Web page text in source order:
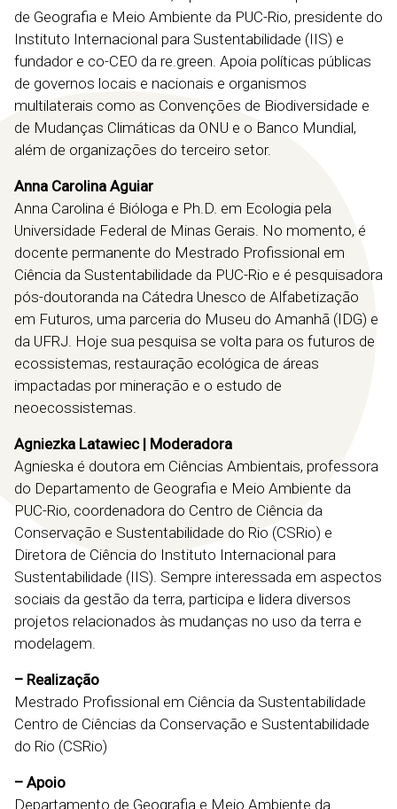
de Geografia e Meio Ambiente da PUC-Rio, presidente do
Instituto Internacional para Sustentabilidade (IIS) e
fundador e co-CEO da re.green. Apoia políticas públicas
de governos locais e nacionais e organismos
multilaterais como as Convenções de Biodiversidade e
de Mudanças Climáticas da ONU e o Banco Mundial,
além de organizações do terceiro setor.
Anna Carolina Aguiar
Anna Carolina é Bióloga e Ph.D. em Ecologia pela
Universidade Federal de Minas Gerais. No momento, é
docente permanente do Mestrado Profissional em
Ciência da Sustentabilidade da PUC-Rio e é pesquisadora
pós-doutoranda na Cátedra Unesco de Alfabetização
em Futuros, uma parceria do Museu do Amanhã (IDG) e
da UFRJ. Hoje sua pesquisa se volta para os futuros de
ecossistemas, restauração ecológica de áreas
impactadas por mineração e o estudo de
neoecossistemas.
Agniezka Latawiec | Moderadora
Agnieska é doutora em Ciências Ambientais, professora
do Departamento de Geografia e Meio Ambiente da
PUC-Rio, coordenadora do Centro de Ciência da
Conservação e Sustentabilidade do Rio (CSRio) e
Diretora de Ciência do Instituto Internacional para
Sustentabilidade (IIS). Sempre interessada em aspectos
sociais da gestão da terra, participa e lidera diversos
projetos relacionados às mudanças no uso da terra e
modelagem.
– Realização
Mestrado Profissional em Ciência da Sustentabilidade
Centro de Ciências da Conservação e Sustentabilidade
do Rio (CSRio)
– Apoio
Departamento de Geografia e Meio Ambiente da